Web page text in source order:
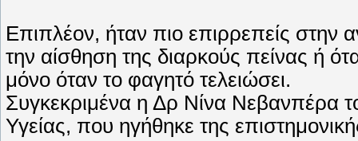
Επιπλέον, ήταν πιο επιρρεπείς στην
την αίσθηση της διαρκούς πείνας ή
μόνο όταν το φαγητό τελειώσει.
Συγκεκριμένα η Δρ Νίνα Νεβανπέρα
Υγείας, που ηγήθηκε της